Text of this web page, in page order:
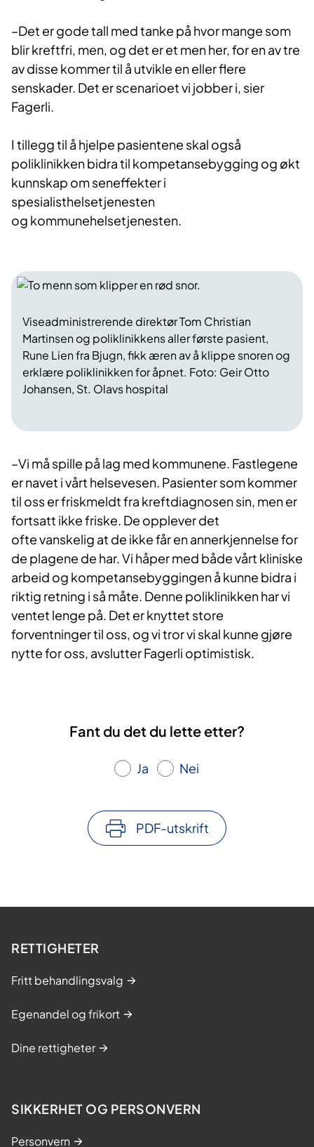
–Det er gode tall med tanke på hvor mange som
blir kreftfri, men, og det er et men her, for en av tre
av disse kommer til å utvikle en eller flere
senskader. Det er scenarioet vi jobber i, sier
Fagerli.
I tillegg til å hjelpe pasientene skal også
poliklinikken bidra til kompetansebygging og økt
kunnskap om seneffekter i
spesialisthelsetjenesten
og kommunehelsetjenesten.
Viseadministrerende direktør Tom Christian
Martinsen og poliklinikkens aller første pasient,
Rune Lien fra Bjugn, fikk æren av å klippe snoren og
erklære poliklinikken for åpnet. Foto: Geir Otto
Johansen, St. Olavs hospital
​–Vi må spille på lag med kommunene. Fastlegene
er navet i vårt helsevesen. Pasienter som kommer
til oss er friskmeldt fra kreftdiagnosen sin, men er
fortsatt ikke friske. De opplever det
ofte vanskelig at de ikke får en annerkjennelse for
de plagene de har. Vi håper med både vårt kliniske
arbeid og kompetansebyggingen å kunne bidra i
riktig retning i så måte. Denne poliklinikken har vi
ventet lenge på. Det er knyttet store
forventninger til oss, og vi tror vi skal kunne gjøre
nytte for oss, avslutter Fagerli optimistisk.
Fant du det du lette etter?
Ja Nei
PDF-utskrift
RETTIGHETER
Fritt behandlingsvalg
Egenandel og frikort
Dine rettigheter
SIKKERHET OG PERSONVERN
Personvern